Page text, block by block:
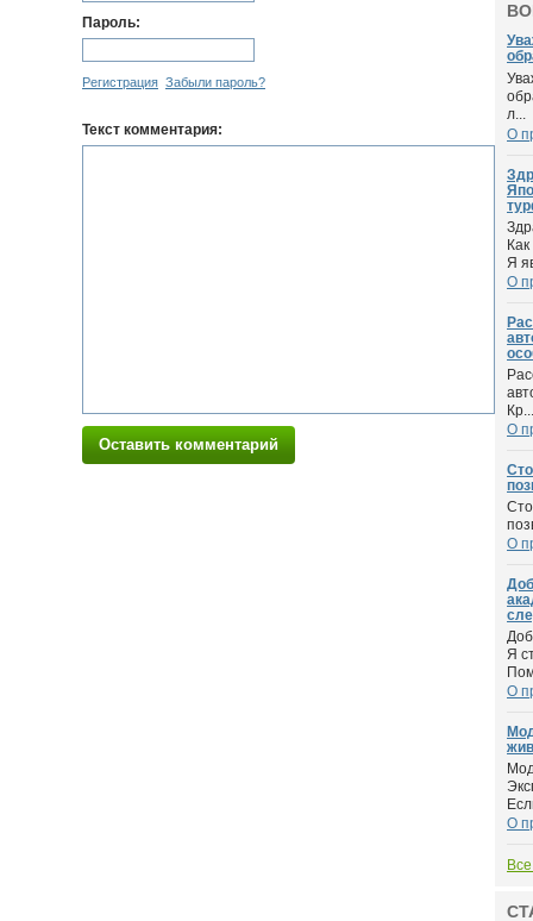
Пароль:
Регистрация Забыли пароль?
Текст комментария:
Оставить комментарий
л...
О
Я
О
Кр...
О
О
Я
О
О